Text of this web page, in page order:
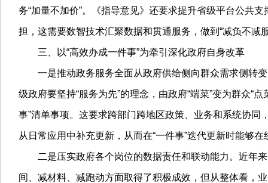
务“加量不加价”。《指导意见》还要求提升省级平台公共
担，这需要数智技术汇聚数据和贯通服务，做到“减负不减
三、以“高效办成一件事”为牵引深化政府自身改革
一是推动政务服务全面从政府供给侧向群众需求侧转变
级政府要坚持“服务为先”的理念，由政府“端菜”变为群众“
事”清单事项。这要求跨部门跨地区政策、业务和系统协
从日常应用中补充更新，从而在“一件事”迭代更新时能够
二是压实政府各个岗位的数据责任和联动能力。近年来
间、减材料、减跑动方面取得了积极成效，但从整体看，